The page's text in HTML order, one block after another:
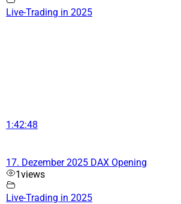
Live-Trading in 2025
1:42:48
17. Dezember 2025 DAX Opening
1views
Live-Trading in 2025